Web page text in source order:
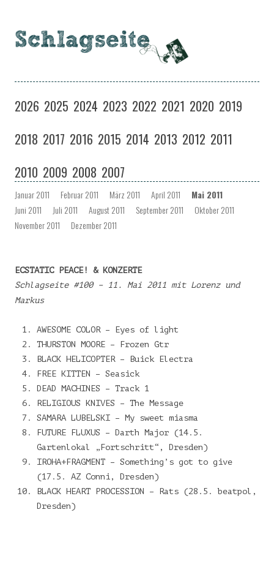
Zum
springen
2026 2025 2024 2023 2022 2021 2020 2019
2018 2017 2016 2015 2014 2013 2012 2011
2010 2009 2008 2007
Januar 2011 Februar 2011 März 2011 April 2011
Mai 2011
Juni 2011
Juli 2011 August 2011 September 2011
Oktober 2011
November 2011
Dezember 2011
ECSTATIC PEACE! & KONZERTE
Schlagseite #100 – 11. Mai 2011 mit Lorenz und
Markus
AWESOME COLOR – Eyes of light
THURSTON MOORE – Frozen Gtr
BLACK HELICOPTER – Buick Electra
FREE KITTEN – Seasick
DEAD MACHINES – Track 1
RELIGIOUS KNIVES – The Message
SAMARA LUBELSKI – My sweet miasma
FUTURE FLUXUS – Darth Major (14.5.
Gartenlokal „Fortschritt“, Dresden)
IROHA+FRAGMENT – Something’s got to give
(17.5. AZ Conni, Dresden)
BLACK HEART PROCESSION – Rats (28.5. beatpol,
Dresden)